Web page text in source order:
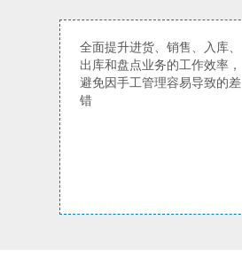
全面提升进货、销售、入库、
出库和盘点业务的工作效率，
避免因手工管理容易导致的差
错